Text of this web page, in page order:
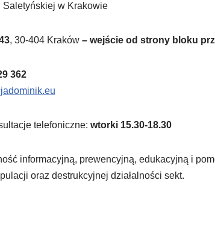
Saletyńskiej w Krakowie
, 30-404 Kraków – wejście od strony bloku
362
telefoniczne: wtorki 15.30-18.30
informacyjną, prewencyjną, edukacyjną i
oraz destrukcyjnej działalności sekt.